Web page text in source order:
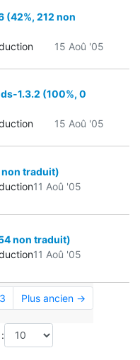
212 non
15 Aoû '05
1.3.2 (100%, 0
15 Aoû '05
traduit)
11 Aoû '05
non traduit)
11 Aoû '05
3 Plus ancien →